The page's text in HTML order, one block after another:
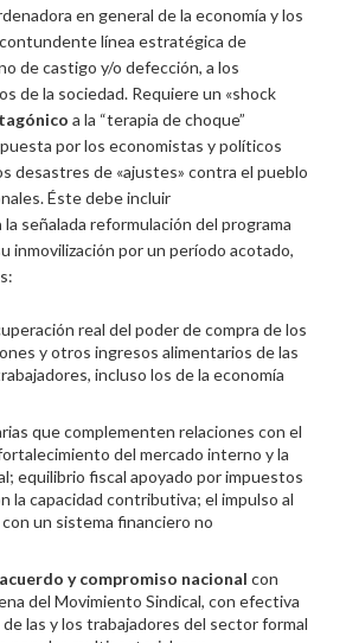
en general de la economía y los
línea estratégica de
de castigo y/o defección, a los
de la sociedad. Requiere un «shock
a la “terapia de choque”
por los economistas y políticos
desastres de «ajustes» contra el pueblo
Éste debe incluir
la señalada reformulación del programa
inmovilización por un período acotado,
real del poder de compra de los
y otros ingresos alimentarios de las
incluso los de la economía
que complementen relaciones con el
del mercado interno y la
equilibrio fiscal apoyado por impuestos
la capacidad contributiva; el impulso al
un sistema financiero no
acuerdo y compromiso nacional con
del Movimiento Sindical, con efectiva
las y los trabajadores del sector formal